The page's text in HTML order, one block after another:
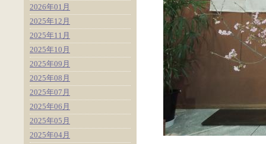
2026年01月
2025年12月
2025年11月
2025年10月
2025年09月
2025年08月
2025年07月
2025年06月
2025年05月
2025年04月